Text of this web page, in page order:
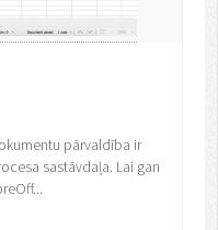
pārvaldība ir
sastāvdaļa. Lai gan